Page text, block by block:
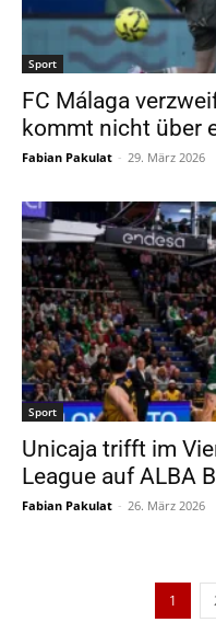
Sport
FC Málaga
kommt nicht über
Fabian Pakulat - 29. März 2026
Sport
Unicaja trifft im
League auf ALBA
Fabian Pakulat - 26. März 2026
1